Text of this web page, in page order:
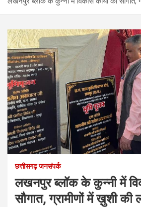
छत्तीसगढ़ जनसंपर्क
लखनपुर ब्लॉक के कुन्नी में
सौगात, ग्रामीणों में ख़ुशी की